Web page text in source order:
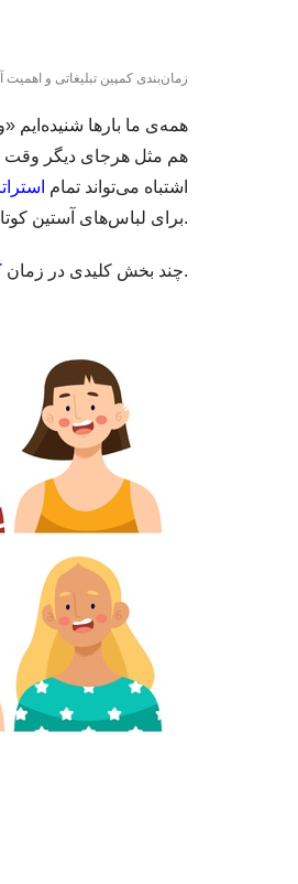
زمان‌بندی کمپین تبلیغاتی و اهمیت
همه‌ی ما بارها
هم مثل هرجای دیگر وقت
اشتباه می‌تواند تمام
برای لباس‌های آستین کوتاه در زمستان آن قدرها کارش بگیرد.
چند بخش کلیدی در زماناهمیت دارد که شامل فصلی، روانشناسی و پاسخگویی می‌شوند.